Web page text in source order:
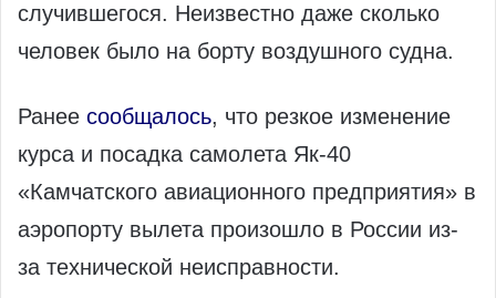
случившегося. Неизвестно даже сколько
человек было на борту воздушного судна.
Ранее сообщалось, что резкое изменение
курса и посадка самолета Як-40
«Камчатского авиационного предприятия» в
аэропорту вылета произошло в России из-
за технической неисправности.